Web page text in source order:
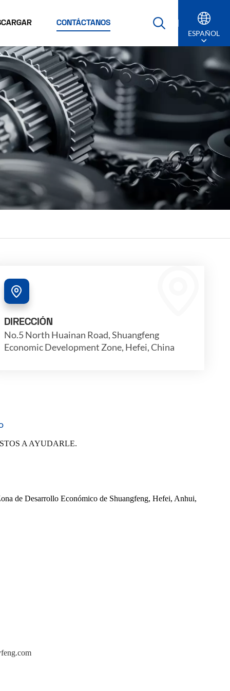
CONTÁCTANOS
ESPAÑOL
English
Português
عربي
DIRECCIÓN
No.5 North Huainan Road, Shuangfeng
Economic Development Zone, Hefei, China
A AYUDARLE.
de Desarrollo Económico de Shuangfeng, Hefei, Anhui,